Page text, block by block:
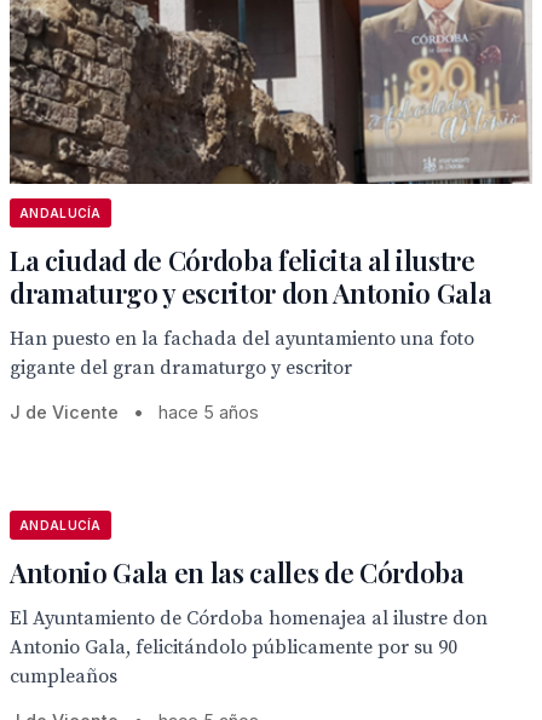
ANDALUCÍA
La ciudad de Córdoba felicita al ilustre
dramaturgo y escritor don Antonio Gala
Han puesto en la fachada del ayuntamiento una foto
gigante del gran dramaturgo y escritor
J de Vicente • hace 5 años
ANDALUCÍA
Antonio Gala en las calles de Córdoba
El Ayuntamiento de Córdoba homenajea al ilustre don
Antonio Gala, felicitándolo públicamente por su 90
cumpleaños